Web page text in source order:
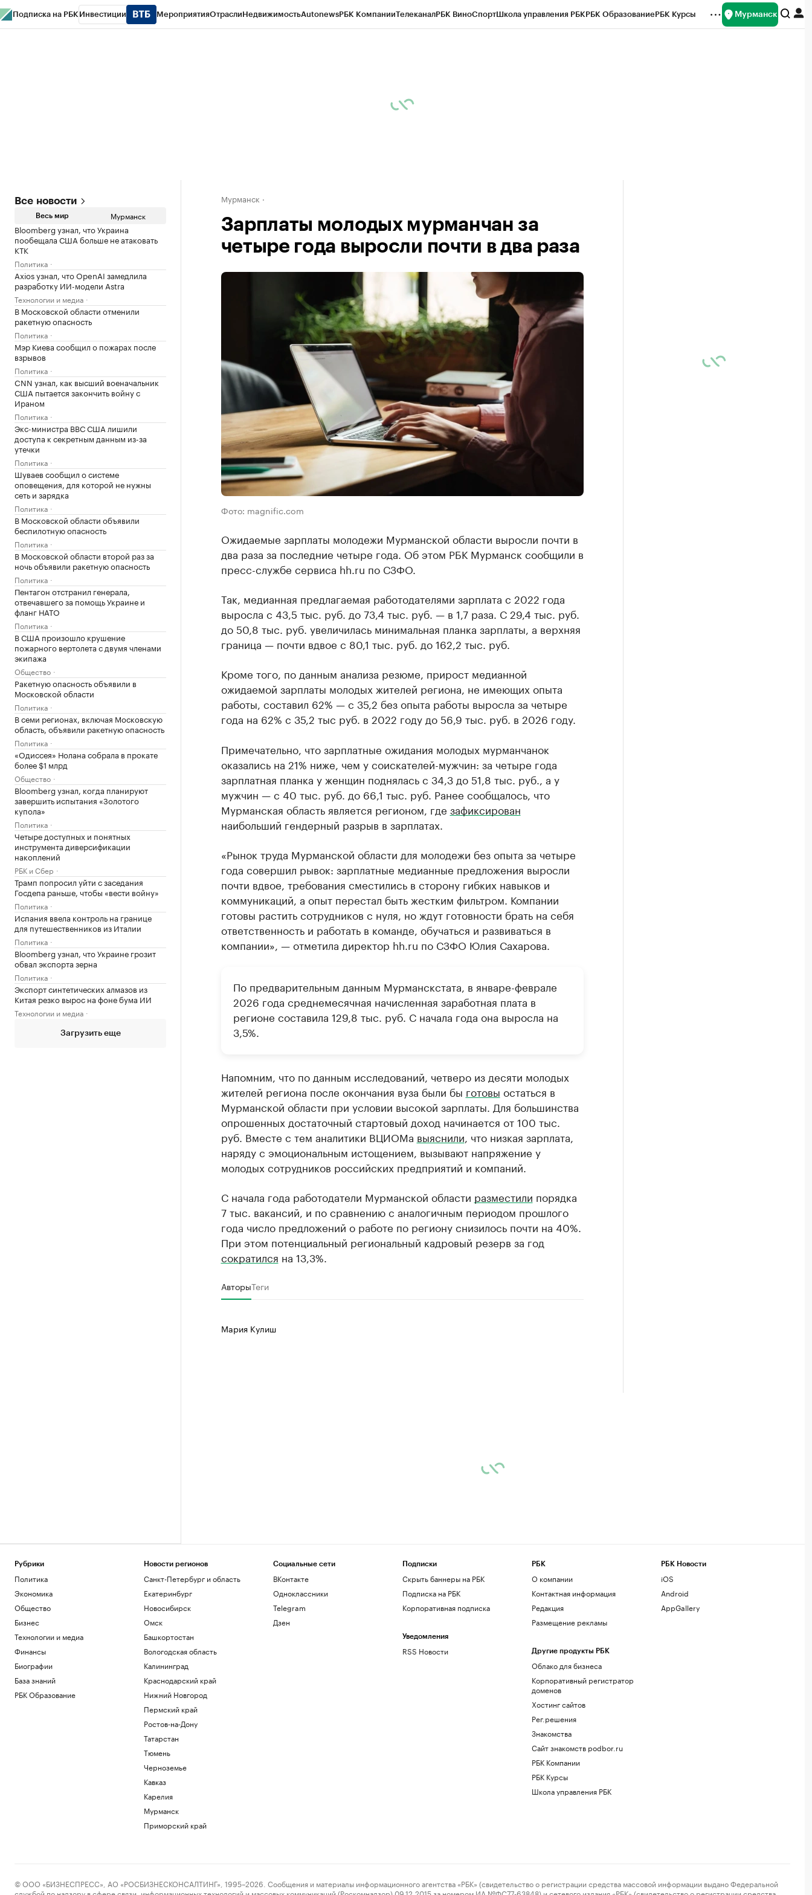
Подписка на РБК Инвестиции МероприятияОтраслиНедвижимостьAutonewsРБК КомпанииТелеканалРБК ВиноСпортШкола управления РБКРБК ОбразованиеРБК Курсы Мурманск
Все новости
Весь мир Мурманск
Bloomberg узнал, что Украина
пообещала США больше не атаковать
КТК
Политика
Axios узнал, что OpenAI замедлила
разработку ИИ-модели Astra
Технологии и медиа
В Московской области отменили
ракетную опасность
Политика
Мэр Киева сообщил о пожарах после
взрывов
Политика
CNN узнал, как высший военачальник
США пытается закончить войну с
Ираном
Политика
Экс-министра ВВС США лишили
доступа к секретным данным из-за
утечки
Политика
Шуваев сообщил о системе
оповещения, для которой не нужны
сеть и зарядка
Политика
В Московской области объявили
беспилотную опасность
Политика
В Московской области второй раз за
ночь объявили ракетную опасность
Политика
Пентагон отстранил генерала,
отвечавшего за помощь Украине и
фланг НАТО
Политика
В США произошло крушение
пожарного вертолета с двумя членами
экипажа
Общество
Ракетную опасность объявили в
Московской области
Политика
В семи регионах, включая Московскую
область, объявили ракетную опасность
Политика
«Одиссея» Нолана собрала в прокате
более $1 млрд
Общество
Bloomberg узнал, когда планируют
завершить испытания «Золотого
купола»
Политика
Четыре доступных и понятных
инструмента диверсификации
накоплений
РБК и Сбер
Трамп попросил уйти с заседания
Госдепа раньше, чтобы «вести войну»
Политика
Испания ввела контроль на границе
для путешественников из Италии
Политика
Bloomberg узнал, что Украине грозит
обвал экспорта зерна
Политика
Экспорт синтетических алмазов из
Китая резко вырос на фоне бума ИИ
Технологии и медиа
Загрузить еще
Мурманск
Зарплаты молодых мурманчан за
четыре года выросли почти в два раза
Фото: magnific.com
Ожидаемые зарплаты молодежи Мурманской области выросли почти в
два раза за последние четыре года. Об этом РБК Мурманск сообщили в
пресс-службе сервиса hh.ru по СЗФО.
Так, медианная предлагаемая работодателями зарплата с 2022 года
выросла с 43,5 тыс. руб. до 73,4 тыс. руб. — в 1,7 раза. С 29,4 тыс. руб.
до 50,8 тыс. руб. увеличилась минимальная планка зарплаты, а верхняя
граница — почти вдвое с 80,1 тыс. руб. до 162,2 тыс. руб.
Кроме того, по данным анализа резюме, прирост медианной
ожидаемой зарплаты молодых жителей региона, не имеющих опыта
работы, составил 62% — с 35,2 без опыта работы выросла за четыре
года на 62% с 35,2 тыс руб. в 2022 году до 56,9 тыс. руб. в 2026 году.
Примечательно, что зарплатные ожидания молодых мурманчанок
оказались на 21% ниже, чем у соискателей-мужчин: за четыре года
зарплатная планка у женщин поднялась с 34,3 до 51,8 тыс. руб., а у
мужчин — с 40 тыс. руб. до 66,1 тыс. руб. Ранее сообщалось, что
Мурманская область является регионом, где зафиксирован
наибольший гендерный разрыв в зарплатах.
«Рынок труда Мурманской области для молодежи без опыта за четыре
года совершил рывок: зарплатные медианные предложения выросли
почти вдвое, требования сместились в сторону гибких навыков и
коммуникаций, а опыт перестал быть жестким фильтром. Компании
готовы растить сотрудников с нуля, но ждут готовности брать на себя
ответственность и работать в команде, обучаться и развиваться в
компании», — отметила директор hh.ru по СЗФО Юлия Сахарова.
По предварительным данным Мурманскстата, в январе-феврале
2026 года среднемесячная начисленная заработная плата в
регионе составила 129,8 тыс. руб. С начала года она выросла на
3,5%.
Напомним, что по данным исследований, четверо из десяти молодых
жителей региона после окончания вуза были бы готовы остаться в
Мурманской области при условии высокой зарплаты. Для большинства
опрошенных достаточный стартовый доход начинается от 100 тыс.
руб. Вместе с тем аналитики ВЦИОМа выяснили , что низкая зарплата,
наряду с эмоциональным истощением, вызывают напряжение у
молодых сотрудников российских предприятий и компаний.
С начала года работодатели Мурманской области разместили порядка
7 тыс. вакансий, и по сравнению с аналогичным периодом прошлого
года число предложений о работе по региону снизилось почти на 40%.
При этом потенциальный региональный кадровый резерв за год
сократился на 13,3%.
АвторыТеги
Мария Кулиш
Рубрики
Политика
Экономика
Общество
Бизнес
Технологии и медиа
Финансы
Биографии
База знаний
РБК Образование
Новости регионов
Санкт-Петербург и область
Екатеринбург
Новосибирск
Омск
Башкортостан
Вологодская область
Калининград
Краснодарский край
Нижний Новгород
Пермский край
Ростов-на-Дону
Татарстан
Тюмень
Черноземье
Кавказ
Карелия
Мурманск
Приморский край
Социальные сети
ВКонтакте
Одноклассники
Telegram
Дзен
Подписки
Скрыть баннеры на РБК
Подписка на РБК
Корпоративная подписка
Уведомления
RSS Новости
РБК
О компании
Контактная информация
Редакция
Размещение рекламы
Другие продукты РБК
Облако для бизнеса
Корпоративный регистратор
доменов
Хостинг сайтов
Рег.решения
Знакомства
Сайт знакомств podbor.ru
РБК Компании
РБК Курсы
Школа управления РБК
РБК Новости
iOS
Android
AppGallery
© ООО «БИЗНЕСПРЕСС», АО «РОСБИЗНЕСКОНСАЛТИНГ», 1995–2026. Сообщения и материалы информационного агентства «РБК» (свидетельство о регистрации средства массовой информации выдано Федеральной